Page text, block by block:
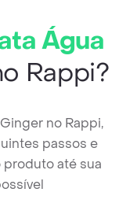
Água
Rappi?
no Rappi,
passos e
produto até sua